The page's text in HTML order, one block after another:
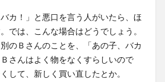
カ！」と悪口を言う人がいたら、ほ
では、こんな場合はどうでしょう。
のＢさんのことを、「あの子、バカ
さんはよく物をなくすらしいので
して、新しく買い直したとか。